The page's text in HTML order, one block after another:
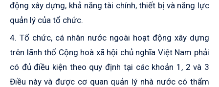
động xây dựng, khả năng tài chính, thiết bị và năng lực
quản lý của tổ chức.
4. Tổ chức, cá nhân nước ngoài hoạt động xây dựng
trên lãnh thổ Cộng hoà xã hội chủ nghĩa Việt Nam phải
có đủ điều kiện theo quy định tại các khoản 1, 2 và 3
Điều này và được cơ quan quản lý nhà nước có thẩm